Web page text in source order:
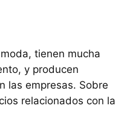
tienen mucha
y producen
las empresas. Sobre
relacionados con la